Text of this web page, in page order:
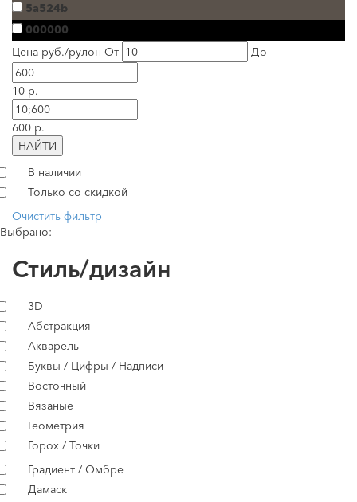
5a524b
000000
Цена руб./рулон От До
10 р.
600 р.
НАЙТИ
В наличии
Только со скидкой
Очистить фильтр
Выбрано:
Стиль/дизайн
3D
Абстракция
Акварель
Буквы / Цифры / Надписи
Восточный
Вязаные
Геометрия
Горох / Точки
Градиент / Омбре
Дамаск